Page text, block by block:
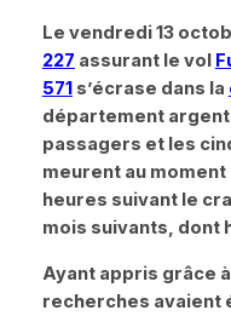
Le vendredi 13
227 assurant le vol
571s’écrase dans la
département
passagers et les
meurent au moment
heures suivant le
mois suivants, dont
Ayant appris grâce
recherches avaient